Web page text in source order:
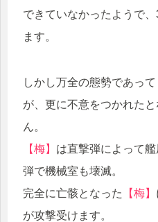
できていなかったようで
ます。
しかし万全の態勢であっ
が、更に不意をつかれた
ん。
【梅】 は直撃弾によって
弾で機械室も壊滅。
完全に亡骸となった
【梅】
が攻撃受けます。